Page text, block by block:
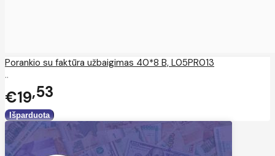
Porankio su faktūra užbaigimas 40*8 B, L05PR013
..
€19 53